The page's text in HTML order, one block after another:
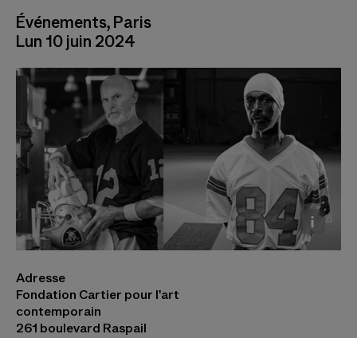
Événements, Paris
Lun 10 juin 2024
Thomson suivie de « A Plump single-color bulb,
or a dance » © Jonathan O'Sullivan
Adresse
Fondation Cartier pour l'art
contemporain
261 boulevard Raspail